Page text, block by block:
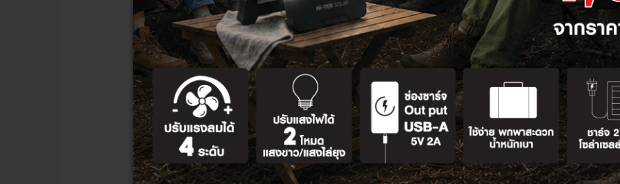
หลอดไฟ Daylight เป็นโทนสีมาตรฐานที่ได้รับความนิยมมากที่สุด เนื่องจากมีความใกล้เคียงกับแสงธรรมช
ห้องทำงาน ห้องอ่านหนังสือ เพราะจะช่วยกระตุ้นให้ร่างกายรู้สึกสดชื่น และกระปรี้กระเปร่า พร้อมทำงาน
หลอดไฟ Warm White ให้ความอบอุ่น ผ่อนคลาย และเป็นกันเอง เหมาะสำหรับการใช้งานภายในห้องนอน
บรรยากาศที่เหมาะสมต่อการพักผ่อนได้เป็นอย่างดี
หลอดไฟ Cool White
เป็นโทนสีที่อยู่ระหว่าง Warm White และ Daylight แสงที่ได้จึงออกไปทางสีค่อนข้า
กระจกห้องน้ำ ห้องแต่งตัว เพราะแสงที่ได้จะดูสดใส ไม่หลอกตา
เลือกใช้งานหลอดไฟ LED